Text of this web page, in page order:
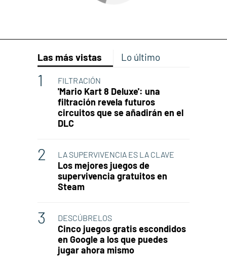
Las más vistas Lo último
FILTRACIÓN
'Mario Kart 8 Deluxe': una
filtración revela futuros
circuitos que se añadirán en el
DLC
LA SUPERVIVENCIA ES LA CLAVE
Los mejores juegos de
supervivencia gratuitos en
Steam
DESCÚBRELOS
Cinco juegos gratis escondidos
en Google a los que puedes
jugar ahora mismo